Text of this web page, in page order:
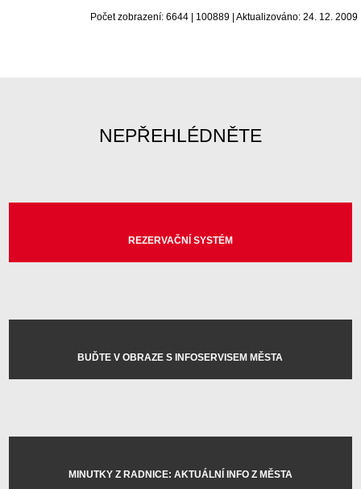
Počet zobrazení: 6644 | 100889 | Aktualizováno: 24. 12. 2009
NEPŘEHLÉDNĚTE
REZERVAČNÍ SYSTÉM
BUĎTE V OBRAZE S INFOSERVISEM MĚSTA
MINUTKY Z RADNICE: AKTUÁLNÍ INFO Z MĚSTA